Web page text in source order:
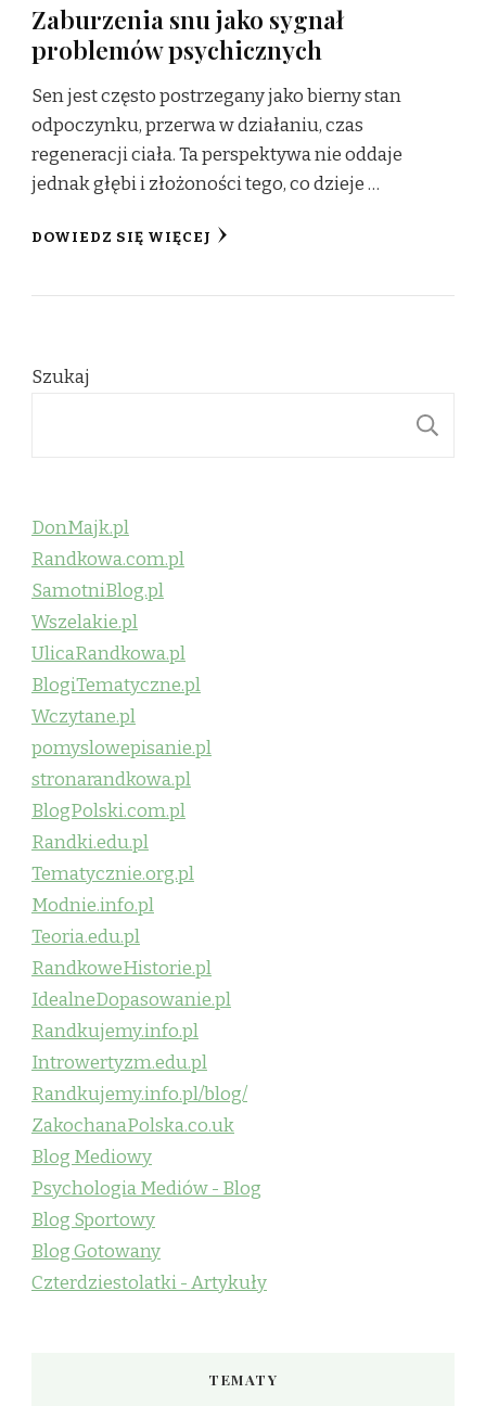
Zaburzenia snu jako sygnał
problemów psychicznych
Sen jest często postrzegany jako bierny stan
odpoczynku, przerwa w działaniu, czas
regeneracji ciała. Ta perspektywa nie oddaje
jednak głębi i złożoności tego, co dzieje …
DOWIEDZ SIĘ WIĘCEJ
Szukaj
DonMajk.pl
Randkowa.com.pl
SamotniBlog.pl
Wszelakie.pl
UlicaRandkowa.pl
BlogiTematyczne.pl
Wczytane.pl
pomyslowepisanie.pl
stronarandkowa.pl
BlogPolski.com.pl
Randki.edu.pl
Tematycznie.org.pl
Modnie.info.pl
Teoria.edu.pl
RandkoweHistorie.pl
IdealneDopasowanie.pl
Randkujemy.info.pl
Introwertyzm.edu.pl
Randkujemy.info.pl/blog/
ZakochanaPolska.co.uk
Blog Mediowy
Psychologia Mediów - Blog
Blog Sportowy
Blog Gotowany
Czterdziestolatki - Artykuły
TEMATY